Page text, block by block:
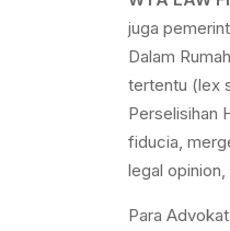
juga
Dalam
tertentu (lex
Perselisihan
fiducia,
legal
Para